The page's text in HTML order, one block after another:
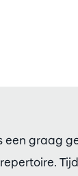
een graag